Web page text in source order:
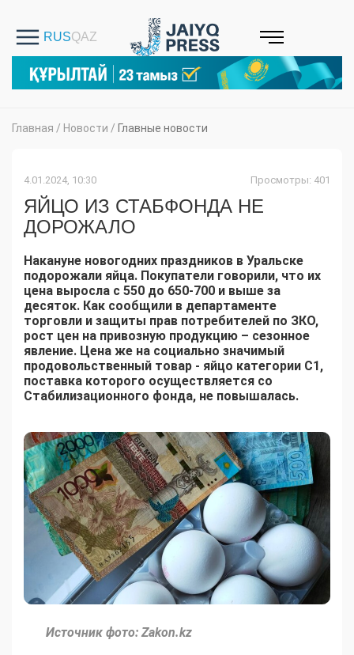
Главная / Новости / Главные новости
4.01.2024, 10:30 Просмотры: 401
ЯЙЦО ИЗ СТАБФОНДА НЕ
ДОРОЖАЛО
Накануне новогодних праздников в Уральске
подорожали яйца. Покупатели говорили, что их
цена выросла с 550 до 650-700 и выше за
десяток. Как сообщили в департаменте
торговли и защиты прав потребителей по ЗКО,
рост цен на привозную продукцию – сезонное
явление. Цена же на социально значимый
продовольственный товар - яйцо категории С1,
поставка которого осуществляется со
Стабилизационного фонда, не повышалась.
Источник фото: Zakon.kz